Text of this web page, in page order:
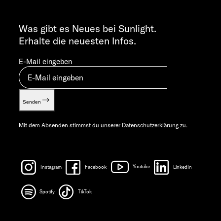
info@sunlight.de
Was gibt es Neues bei Sunlight.
Erhalte die neuesten Infos.
E-Mail eingeben
Senden
Mit dem Absenden stimmst du unserer Datenschutzerklärung zu.
Instagram Facebook Youtube LinkedIn
Spotify TikTok